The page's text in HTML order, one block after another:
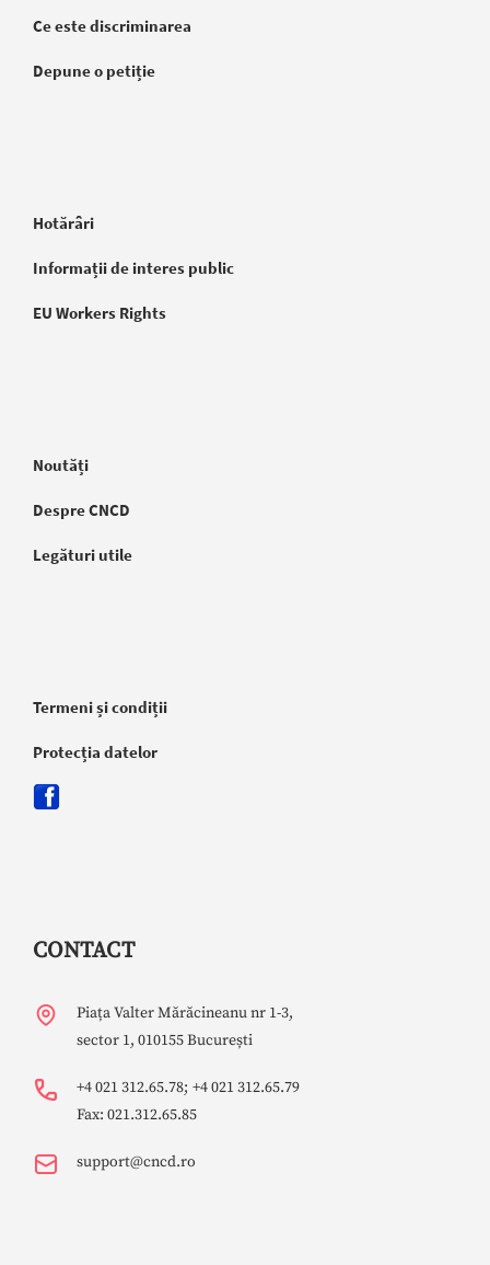
Ce este discriminarea
Depune o petiție
Hotărâri
Informații de interes public
EU Workers Rights
Noutăți
Despre CNCD
Legături utile
Termeni și condiții
Protecția datelor
CONTACT
Piața Valter Mărăcineanu nr 1-3,
sector 1, 010155 București
+4 021 312.65.78; +4 021 312.65.79
Fax: 021.312.65.85
support@cncd.ro